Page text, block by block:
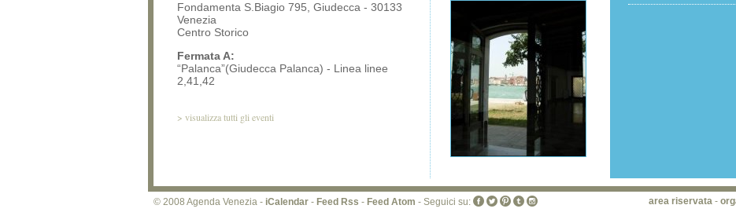
Fondamenta S.Biagio 795, Giudecca - 30133
Venezia
Centro Storico
Fermata A:
“Palanca”(Giudecca Palanca) - Linea linee
2,41,42
> visualizza tutti gli eventi
area riservata -
© 2008 Agenda Venezia - iCalendar - Feed Rss - Feed Atom - Seguici su: